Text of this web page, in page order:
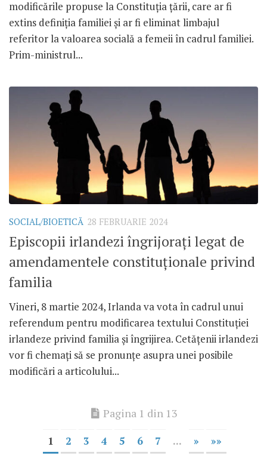
modificările propuse la Constituția țării, care ar fi
extins definiția familiei și ar fi eliminat limbajul
referitor la valoarea socială a femeii în cadrul familiei.
Prim-ministrul...
SOCIAL/BIOETICĂ 28 FEBRUARIE 2024
Episcopii irlandezi îngrijorați legat de
amendamentele constituționale privind
familia
Vineri, 8 martie 2024, Irlanda va vota în cadrul unui
referendum pentru modificarea textului Constituției
irlandeze privind familia și îngrijirea. Cetățenii irlandezi
vor fi chemați să se pronunțe asupra unei posibile
modificări a articolului...
Pagina 1 din 13
1 2 3 4 5 6 7 ... » »»